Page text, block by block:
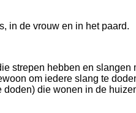
in de vrouw en in het paard.
strepen hebben en
om iedere slang te
die wonen in de